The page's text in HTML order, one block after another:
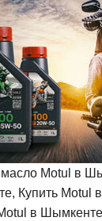
Motul в
Купить Motul
в